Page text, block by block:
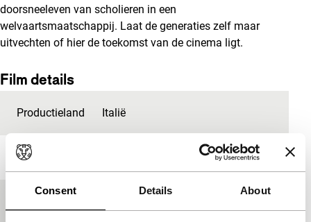
Consent Details About
doorsneeleven van scholieren in een
welvaartsmaatschappij. Laat de generaties zelf maar
uitvechten of hier de toekomst van de cinema ligt.
Film details
Productieland Italië
Jaar